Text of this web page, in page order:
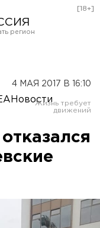
[18+]
4 МАЯ 2017 В 16:10